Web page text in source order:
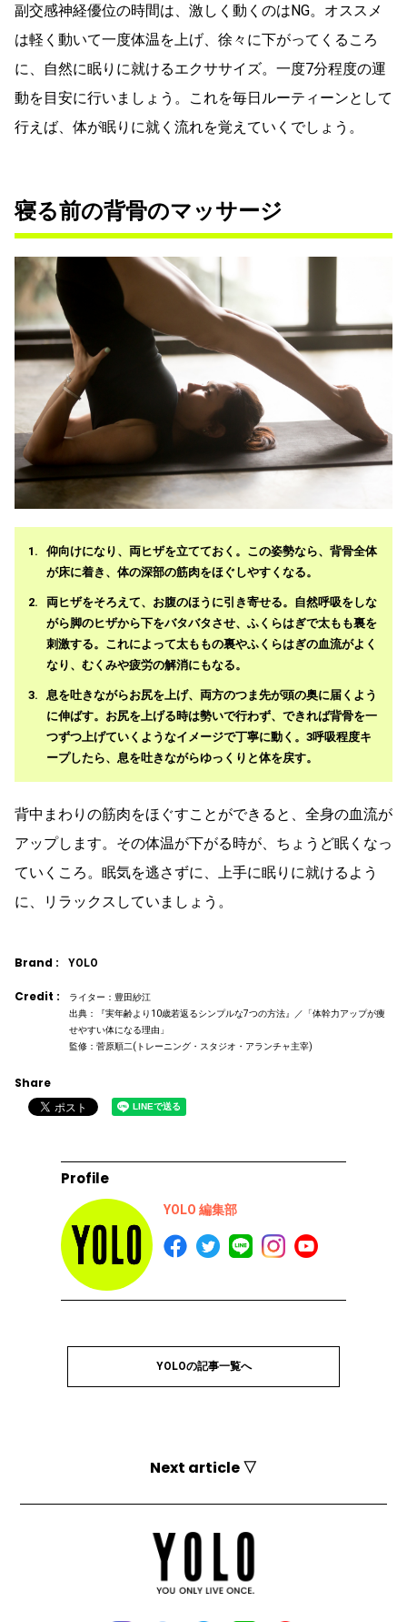
副交感神経優位の時間は、激しく動くのはNG。オススメ
は軽く動いて一度体温を上げ、徐々に下がってくるころ
に、自然に眠りに就けるエクササイズ。一度7分程度の運
動を目安に行いましょう。これを毎日ルーティーンとして
行えば、体が眠りに就く流れを覚えていくでしょう。
寝る前の背骨のマッサージ
仰向けになり、両ヒザを立てておく。この姿勢なら、背骨全体
が床に着き、体の深部の筋肉をほぐしやすくなる。
両ヒザをそろえて、お腹のほうに引き寄せる。自然呼吸をしな
がら脚のヒザから下をバタバタさせ、ふくらはぎで太もも裏を
刺激する。これによって太ももの裏やふくらはぎの血流がよく
なり、むくみや疲労の解消にもなる。
息を吐きながらお尻を上げ、両方のつま先が頭の奥に届くよう
に伸ばす。お尻を上げる時は勢いで行わず、できれば背骨を一
つずつ上げていくようなイメージで丁寧に動く。3呼吸程度キ
ープしたら、息を吐きながらゆっくりと体を戻す。
背中まわりの筋肉をほぐすことができると、全身の血流が
アップします。その体温が下がる時が、ちょうど眠くなっ
ていくころ。眠気を逃さずに、上手に眠りに就けるよう
に、リラックスしていましょう。
Brand : YOLO
Credit :
ライター：豊田紗江
出典：『実年齢より10歳若返るシンプルな7つの方法』／「体幹力アップが痩
せやすい体になる理由」
監修：菅原順二(トレーニング・スタジオ・アランチャ主宰)
Share
Profile
YOLO 編集部
YOLOの記事一覧へ
Next article ▽